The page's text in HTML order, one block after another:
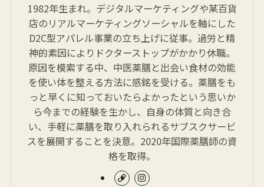
1982年生まれ。デジタルマーケティングや某百貨
店のリアルマーケティングソーシャルを軸にした
D2C型アパレル事業の立ち上げに従事。過労と精
神的素因によりドクターストップがかかり休職。
原因を模索する中、中医薬膳と出会い食材の効能
を使い体を整える方法に感銘を受ける。薬膳をも
っと早くに知っておいたらよかったという思いか
ら今までの経験を生かし、自身の体質と向き合
い、手軽に薬膳を取り入れられるサブスクサービ
スを展開することを決意。2020年国際薬膳師の資
格を取得。